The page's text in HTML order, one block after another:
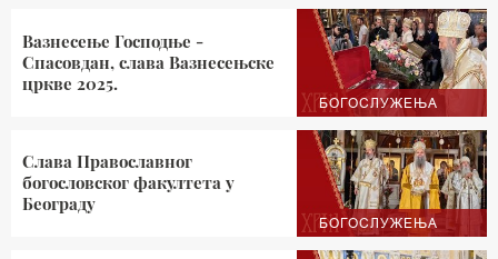
БОГОСЛУЖЕЊА
Вазнесење Господње -
Спасовдан, слава Вазнесењске
цркве 2025.
БОГОСЛУЖЕЊА
Слава Православног
богословског факултета у
Београду